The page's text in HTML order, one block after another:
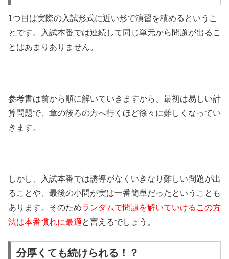
1つ目は実際の入試形式に近い形で演習を積めるというこ
とです。入試本番では連続して同じ単元から問題が出るこ
とはあまりありません。
参考書は前から順に解いていきますから、最初は易しい計
算問題で、章の後ろの方へ行くほど徐々に難しくなってい
きます。
しかし、入試本番では誘導がなくいきなり難しい問題が出
ることや、最後の小問が実は一番簡単だったということも
あります。そのためランダムで問題を解いていけるこの方
法は本番慣れに最適と言えるでしょう。
分厚くても続けられる！？